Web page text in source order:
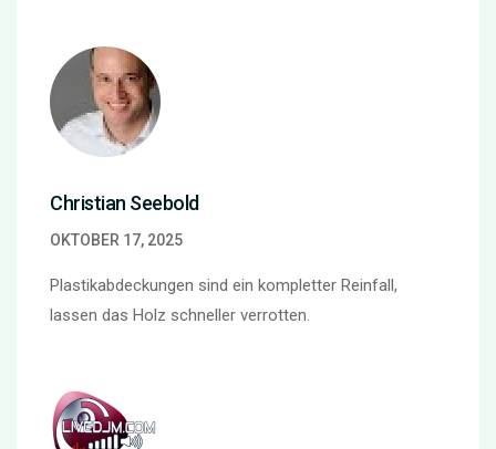
Christian Seebold
OKTOBER 17, 2025
Plastikabdeckungen sind ein kompletter Reinfall,
lassen das Holz schneller verrotten.